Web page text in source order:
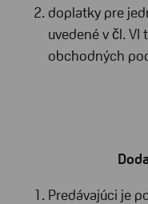
doplatky pre
uvedené v čl.
obchodných
Predávajúci je